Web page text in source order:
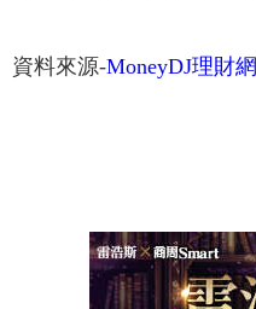
資料來源-MoneyDJ理財網